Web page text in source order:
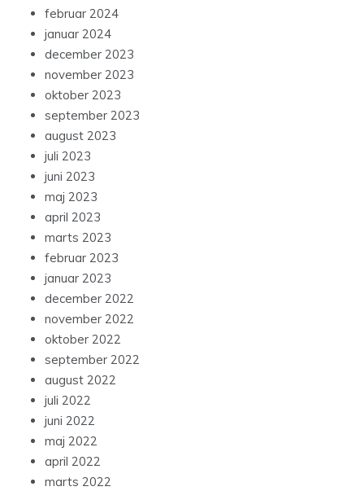
februar 2024
januar 2024
december 2023
november 2023
oktober 2023
september 2023
august 2023
juli 2023
juni 2023
maj 2023
april 2023
marts 2023
februar 2023
januar 2023
december 2022
november 2022
oktober 2022
september 2022
august 2022
juli 2022
juni 2022
maj 2022
april 2022
marts 2022